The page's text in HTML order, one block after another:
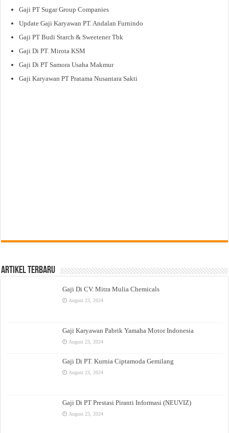
Gaji PT Sugar Group Companies
Update Gaji Karyawan PT. Andalan Furnindo
Gaji PT Budi Starch & Sweetener Tbk
Gaji Di PT. Mirota KSM
Gaji Di PT Samora Usaha Makmur
Gaji Karyawan PT Pratama Nusantara Sakti
Artikel Terbaru
Gaji Di CV. Mitra Mulia Chemicals
August 23, 2024
Gaji Karyawan Pabrik Yamaha Motor Indonesia
August 23, 2024
Gaji Di PT. Kurnia Ciptamoda Gemilang
August 23, 2024
Gaji Di PT Prestasi Piranti Informasi (NEUVIZ)
August 23, 2024